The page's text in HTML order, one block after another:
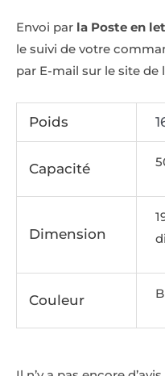
Envoi par la Poste en
le suivi de votre
par E-mail sur le site de
Poids
Capacité
Dimension
Couleur